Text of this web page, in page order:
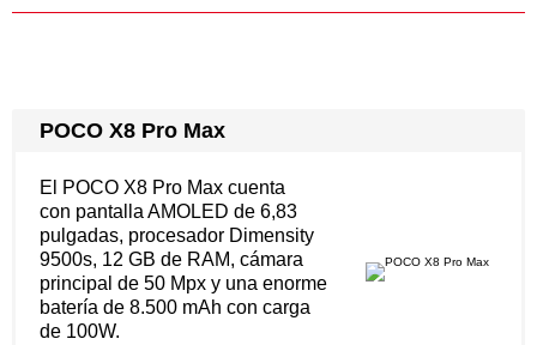
POCO X8 Pro Max
El POCO X8 Pro Max cuenta
con pantalla AMOLED de 6,83
pulgadas, procesador Dimensity
9500s, 12 GB de RAM, cámara
principal de 50 Mpx y una enorme
batería de 8.500 mAh con carga
de 100W.